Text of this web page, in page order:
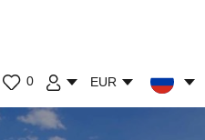
0 EUR